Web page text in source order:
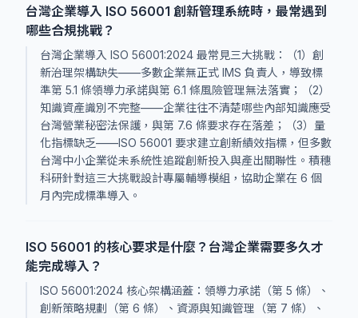
台灣企業導入 ISO 56001 創新管理系統時，最常遇到
哪些合規挑戰？
台灣企業導入 ISO 56001:2024 最常見三大挑戰：（1）創
新治理架構缺失——多數企業無正式 IMS 負責人，導致標
準第 5.1 條領導力承諾與第 6.1 條風險管理無法落實；（2）
知識資產識別不完整——企業往往不清楚哪些內部知識應受
台灣營業秘密法保護，與第 7.6 條要求存在落差；（3）量
化指標缺乏——ISO 56001 要求建立創新績效指標，但多數
台灣中小企業從未系統性追蹤創新投入與產出關聯性。積穗
科研針對這三大挑戰設計專屬輔導模組，協助企業在 6 個
月內完成標準導入。
ISO 56001 的核心要求是什麼？台灣企業需要多久才
能完成導入？
ISO 56001:2024 核心架構涵蓋：領導力承諾（第 5 條）、
創新策略規劃（第 6 條）、資源與知識管理（第 7 條）、